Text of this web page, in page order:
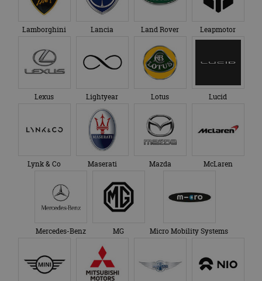
Lamborghini Lancia Land Rover Leapmotor
Lexus Lightyear Lotus Lucid
Lynk & Co Maserati Mazda McLaren
Mercedes-Benz MG Micro Mobility Systems
om de sessiestatus
te behouden.
genoemde website
bezocht.